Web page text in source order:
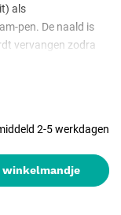
winkelmandje
2-5 werkdagen
als
pen. De naald is
vervangen zodra
herbruikbaar bij
CE Klasse IIa